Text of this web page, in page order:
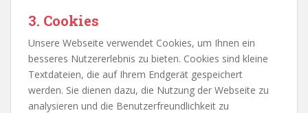
3. Cookies
Unsere Webseite verwendet Cookies, um Ihnen ein
besseres Nutzererlebnis zu bieten. Cookies sind kleine
Textdateien, die auf Ihrem Endgerät gespeichert
werden. Sie dienen dazu, die Nutzung der Webseite zu
analysieren und die Benutzerfreundlichkeit zu